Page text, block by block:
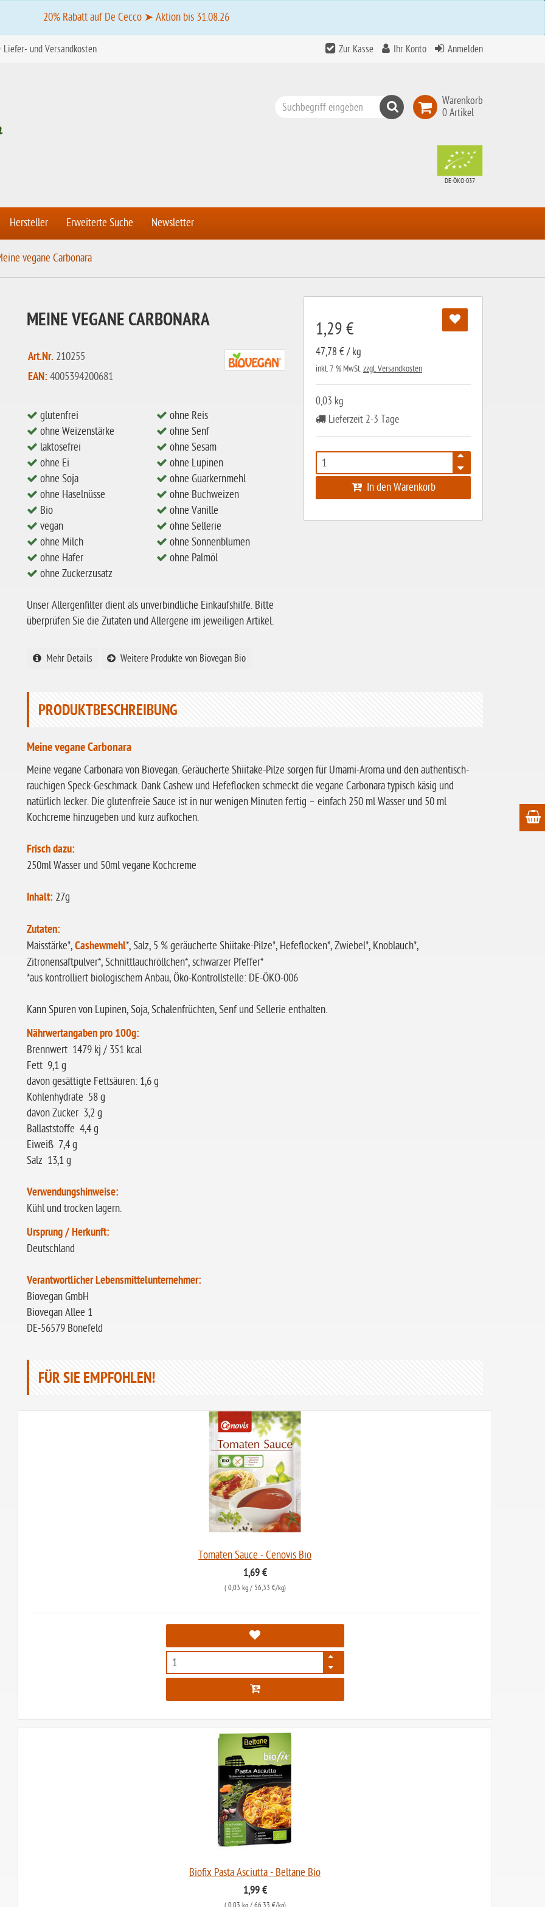
20% Rabatt auf De Cecco ➤ Aktion bis 31.08.26
Liefer- und Versandkosten Zur Kasse Ihr Konto Anmelden
Warenkorb
0 Artikel
Suchen
DE-ÖKO-037
Hersteller Erweiterte Suche Newsletter
vegane Carbonara
1,29 €
47,78 € / kg
inkl. 7 % MwSt.zzgl. Versandkosten
0,03 kg
Lieferzeit 2-3 Tage
In den Warenkorb
MEINE VEGANE CARBONARA
Art.Nr. 210255
EAN: 4005394200681
glutenfrei
ohne Weizenstärke
laktosefrei
ohne Ei
ohne Soja
ohne Haselnüsse
Bio
vegan
ohne Milch
ohne Hafer
ohne Zuckerzusatz
ohne Reis
ohne Senf
ohne Sesam
ohne Lupinen
ohne Guarkernmehl
ohne Buchweizen
ohne Vanille
ohne Sellerie
ohne Sonnenblumen
ohne Palmöl
Unser Allergenfilter dient als unverbindliche Einkaufshilfe. Bitte
überprüfen Sie die Zutaten und Allergene im jeweiligen Artikel.
Mehr Details Weitere Produkte von Biovegan Bio
PRODUKTBESCHREIBUNG
Meine vegane Carbonara
Meine vegane Carbonara von Biovegan. Geräucherte Shiitake-Pilze sorgen für Umami-Aroma und den authentisch-
rauchigen Speck-Geschmack. Dank Cashew und Hefeflocken schmeckt die vegane Carbonara typisch käsig und
natürlich lecker. Die glutenfreie Sauce ist in nur wenigen Minuten fertig – einfach 250 ml Wasser und 50 ml
Kochcreme hinzugeben und kurz aufkochen.
Frisch dazu:
250ml Wasser und 50ml vegane Kochcreme
Inhalt: 27g
Zutaten:
Maisstärke*,Cashewmehl*, Salz, 5 % geräucherte Shiitake-Pilze*, Hefeflocken*, Zwiebel*, Knoblauch*,
Zitronensaftpulver*, Schnittlauchröllchen*, schwarzer Pfeffer*
*aus kontrolliert biologischem Anbau, Öko-Kontrollstelle: DE-ÖKO-006
Kann Spuren von Lupinen, Soja, Schalenfrüchten, Senf und Sellerie enthalten.
Nährwertangaben pro 100g:
Brennwert 1479 kj / 351 kcal
Fett 9,1 g
davon gesättigte Fettsäuren: 1,6 g
Kohlenhydrate 58 g
davon Zucker 3,2 g
Ballaststoffe 4,4 g
Eiweiß 7,4 g
Salz 13,1 g
Verwendungshinweise:
Kühl und trocken lagern.
Ursprung / Herkunft:
Deutschland
Verantwortlicher Lebensmittelunternehmer:
Biovegan GmbH
Biovegan Allee 1
DE-56579 Bonefeld
FÜR SIE EMPFOHLEN!
Tomaten Sauce - Cenovis Bio
1,69 €
( 0,03 kg/ 56,33 €/kg)
206
Biofix Pasta Asciutta - Beltane Bio
1,99 €
( 0,03 kg/ 66,33 €/kg)